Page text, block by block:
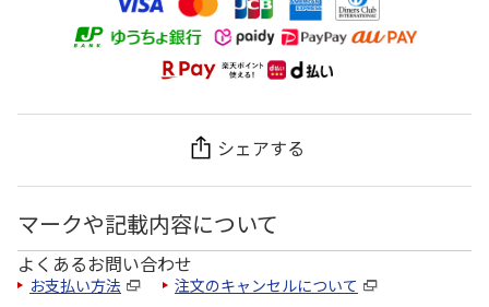
シェアする
マークや記載内容について
よくあるお問い合わせ
お支払い方法 注文のキャンセルについて